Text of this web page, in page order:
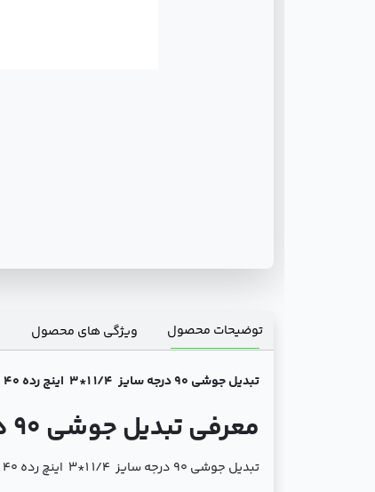
توضیحات محصول ویژگی های محصول
تبدیل جوشی 90 درجه سایز 1/4 1*3 اینچ رده 40 فولادی بنکن: گزینه‌ای مقاوم برای سیستم‌های لوله‌کشی صنعتی
معرفی تبدیل جوشی 90 درجه سایز 1/4 1*3 اینچ رده 40 فولادی بنکن